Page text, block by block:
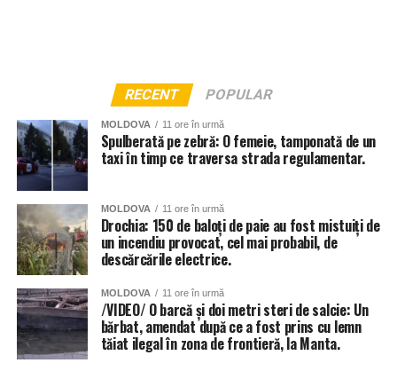
Și instituțiile de învățământ din Chișinău au fost grav
RECENT POPULAR
MOLDOVA 11 ore în urmă
Spulberată pe zebră: O femeie, tamponată de un
taxi în timp ce traversa strada regulamentar.
MOLDOVA 11 ore în urmă
Drochia: 150 de baloți de paie au fost mistuiți de
un incendiu provocat, cel mai probabil, de
descărcările electrice.
MOLDOVA 11 ore în urmă
/VIDEO/ O barcă și doi metri steri de salcie: Un
bărbat, amendat după ce a fost prins cu lemn
tăiat ilegal în zona de frontieră, la Manta.